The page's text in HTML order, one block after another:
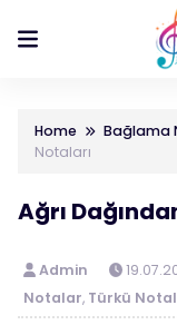
Home Bağlama
Notaları
Ağrı
Admin
Notalar, Türkü